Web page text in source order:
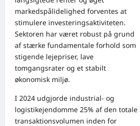
markedspålidelighed forventes at
stimulere investeringsaktiviteten.
Sektoren har været robust på grund
af stærke fundamentale forhold som
stigende lejepriser, lave
tomgangsrater og et stabilt
økonomisk miljø.
I 2024 udgjorde industrial- og
logistikejendomme 25% af den totale
transaktionsvolumen inden for